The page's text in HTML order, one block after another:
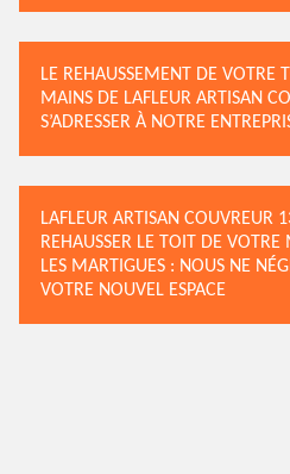
LE REHAUSSEMENT DE VOTRE
MAINS DE LAFLEUR ARTISAN
S’ADRESSER À NOTRE
LAFLEUR ARTISAN COUVREUR
REHAUSSER LE TOIT DE
LES MARTIGUES : NOUS NE
VOTRE NOUVEL ESPACE